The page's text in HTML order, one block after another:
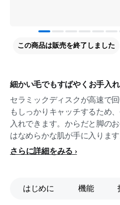
細かい毛でもすばやくお手入
セラミックディスクが高速で
もしっかりキャッチするため
入れできます。からだと脚の
はなめらかな肌が手に入ります
さらに詳細をみる
この商品は販売を終了しました
はじめに 機能